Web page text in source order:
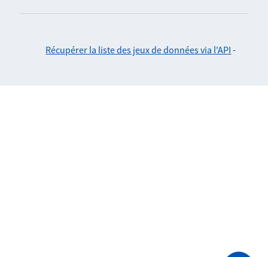
Récupérer la liste des jeux de données via l'API -